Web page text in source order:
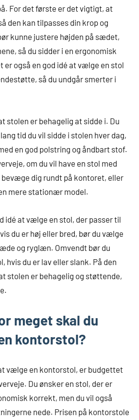
For det første er det vigtigt, at
den kan tilpasses din krop og
kunne justere højden på sædet,
så du sidder i en ergonomisk
er også en god idé at vælge en stol
så du undgår smerter i
stolen er behagelig at sidde i. Du
tid du vil sidde i stolen hver dag,
en god polstring og åndbart stof.
om du vil have en stol med
bevæge dig rundt på kontoret, eller
mere stationær model.
idé at vælge en stol, der passer til
du er høj eller bred, bør du vælge
og ryglæn. Omvendt bør du
hvis du er lav eller slank. På den
stolen er behagelig og støttende,
meget skal du
kontorstol?
vælge en kontorstol, er budgettet
Du ønsker en stol, der er
korrekt, men du vil også
nede. Prisen på kontorstole